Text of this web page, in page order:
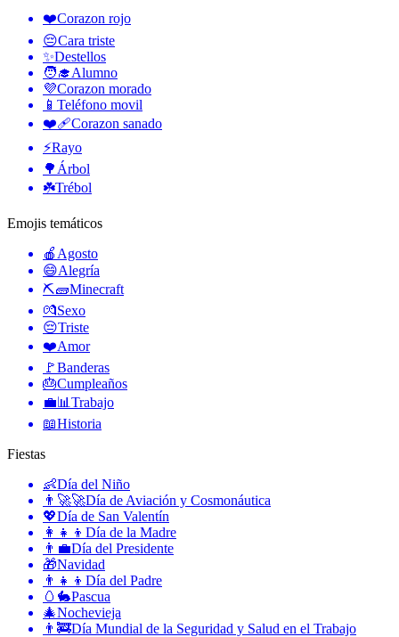
❤️Corazon rojo
😔Cara triste
✨Destellos
🧑‍🎓Alumno
💜Corazon morado
📱 Teléfono movil
❤️‍🩹Corazon sanado
⚡Rayo
🌳 Árbol
☘️Trébol
Emojis temáticos
🍎 Agosto
😄Alegría
⛏🧱Minecraft
💏Sexo
😔Triste
❤️Amor
🚩Banderas
🎂Cumpleaños
💼📊 Trabajo
📖Historia
Fiestas
👶Día del Niño
👨‍🚀🚀Día de Aviación y Cosmonáutica
💖Día de San Valentín
👩‍👧‍👦 Día de la Madre
👨‍💼Día del Presidente
🎁Navidad
👨‍👧‍👦 Día del Padre
🥚🐇Pascua
🎄Nochevieja
👨‍🚒Día Mundial de la Seguridad y Salud en el Trabajo